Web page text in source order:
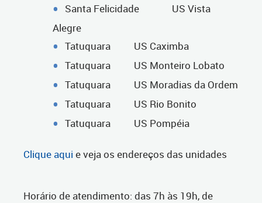
Santa Felicidade US Vista
Alegre
Tatuquara US Caximba
Tatuquara US Monteiro Lobato
Tatuquara US Moradias da Ordem
Tatuquara US Rio Bonito
Tatuquara US Pompéia
Clique aqui e veja os endereços das unidades
Horário de atendimento: das 7h às 19h, de